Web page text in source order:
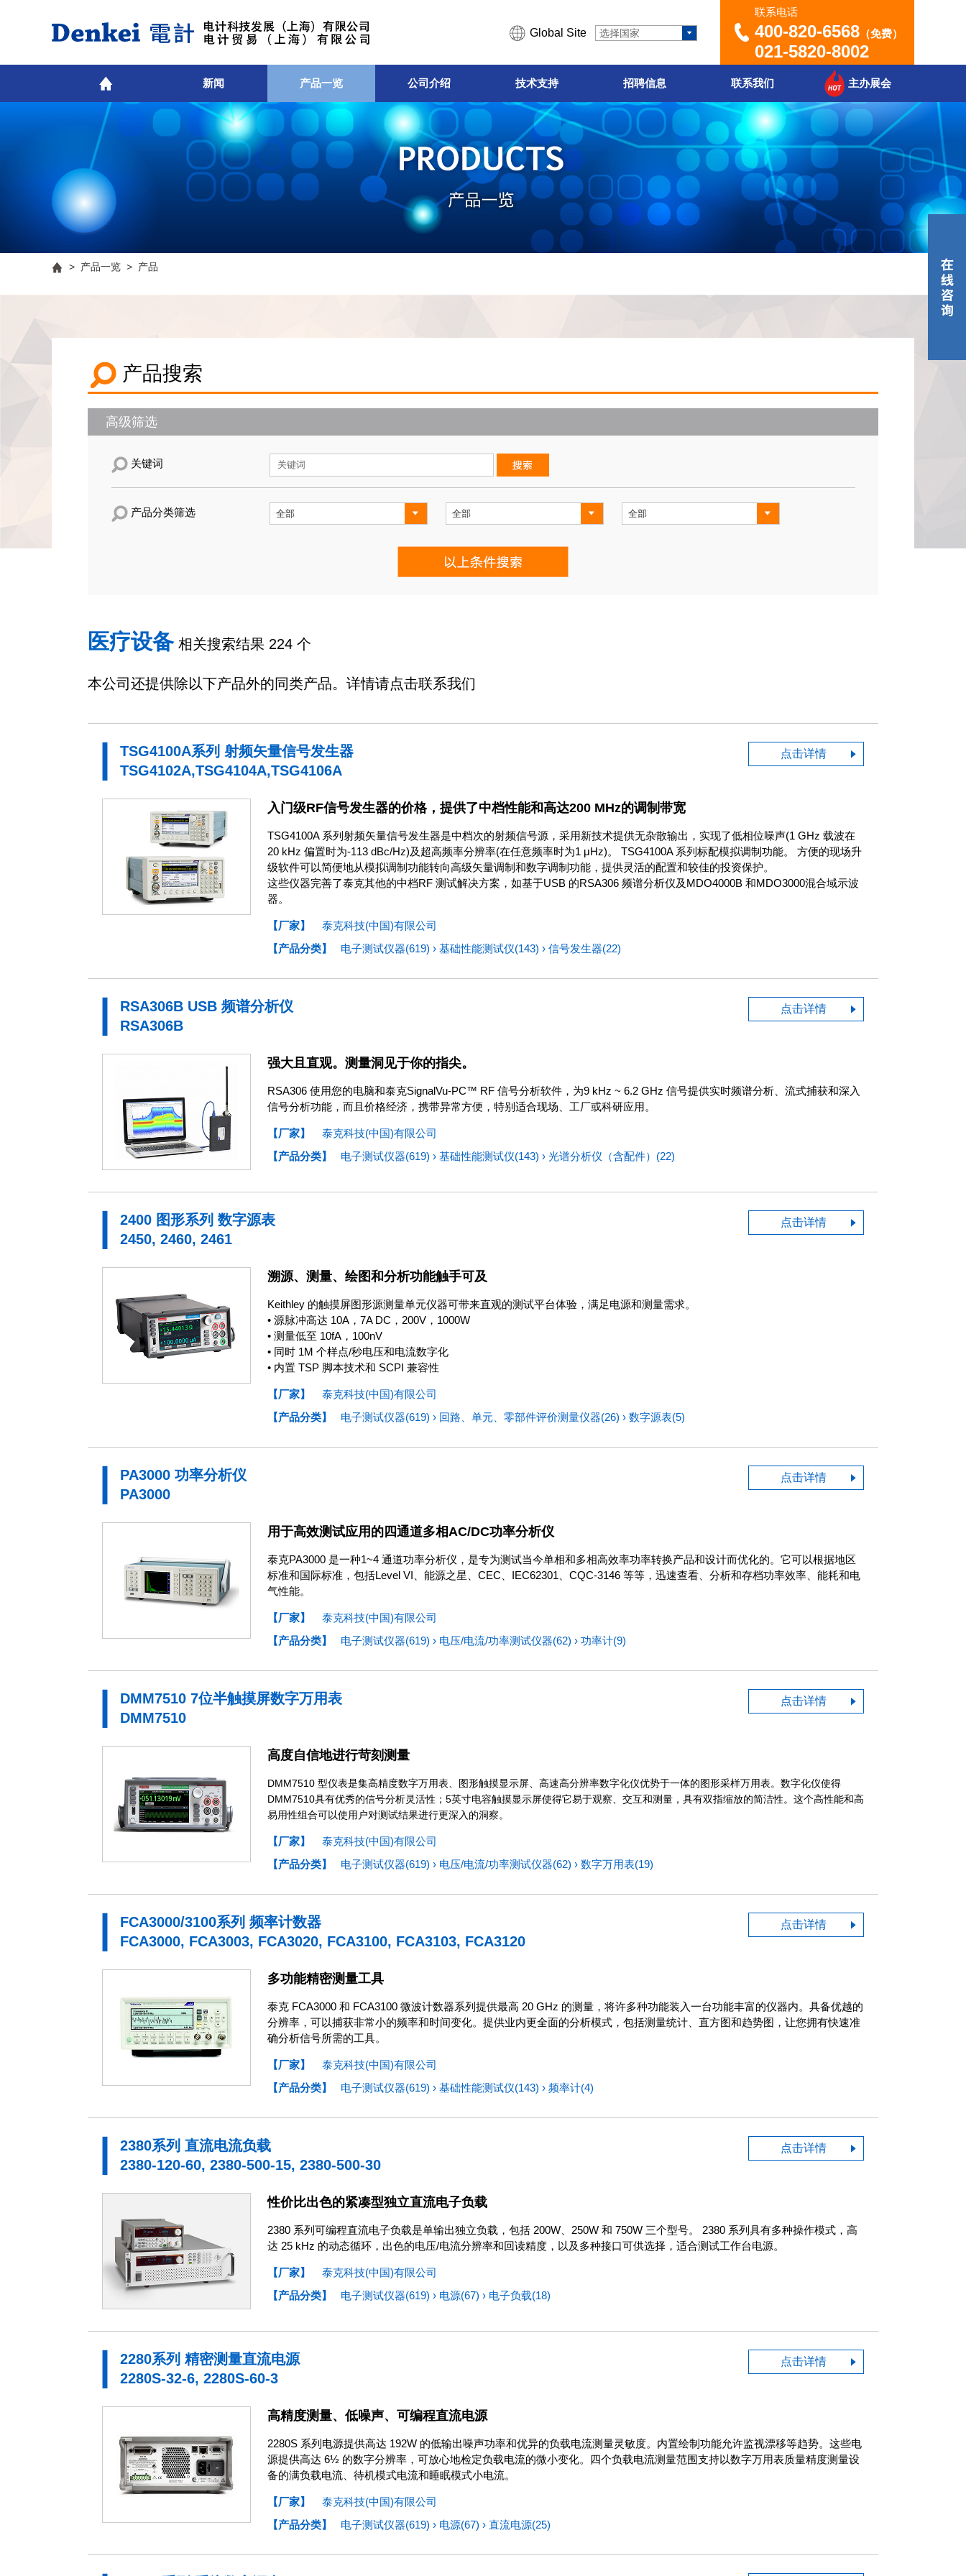
Global Site 选择国家
联系电话
400-820-6568 （免费）
021-5820-8002
新闻 产品一览 公司介绍 技术支持 招聘信息 联系我们 主办展会
> 产品一览 > 产品
产品搜索
高级筛选
关键词
产品分类筛选
医疗设备相关搜索结果 224 个
本公司还提供除以下产品外的同类产品。详情请点击联系我们
TSG4100A系列 射频矢量信号发生器
TSG4102A,TSG4104A,TSG4106A
点击详情
入门级RF信号发生器的价格，提供了中档性能和高达200 MHz的调制带宽
TSG4100A 系列射频矢量信号发生器是中档次的射频信号源，采用新技术提供无杂散输出，实现了低相位噪声(1 GHz 载波在
20 kHz 偏置时为-113 dBc/Hz)及超高频率分辨率(在任意频率时为1 μHz)。 TSG4100A 系列标配模拟调制功能。 方便的现场升
级软件可以简便地从模拟调制功能转向高级矢量调制和数字调制功能，提供灵活的配置和较佳的投资保护。
这些仪器完善了泰克其他的中档RF 测试解决方案，如基于USB 的RSA306 频谱分析仪及MDO4000B 和MDO3000混合域示波
器。
【厂家】
泰克科技(中国)有限公司
【产品分类】
电子测试仪器(619) › 基础性能测试仪(143) › 信号发生器(22)
RSA306B USB 频谱分析仪
RSA306B
点击详情
强大且直观。测量洞见于你的指尖。
RSA306 使用您的电脑和泰克SignalVu-PC™ RF 信号分析软件，为9 kHz ~ 6.2 GHz 信号提供实时频谱分析、流式捕获和深入
信号分析功能，而且价格经济，携带异常方便，特别适合现场、工厂或科研应用。
【厂家】
泰克科技(中国)有限公司
【产品分类】
电子测试仪器(619) › 基础性能测试仪(143) › 光谱分析仪（含配件）(22)
2400 图形系列 数字源表
2450, 2460, 2461
点击详情
溯源、测量、绘图和分析功能触手可及
Keithley 的触摸屏图形源测量单元仪器可带来直观的测试平台体验，满足电源和测量需求。
• 源脉冲高达 10A，7A DC，200V，1000W
• 测量低至 10fA，100nV
• 同时 1M 个样点/秒电压和电流数字化
• 内置 TSP 脚本技术和 SCPI 兼容性
【厂家】
泰克科技(中国)有限公司
【产品分类】
电子测试仪器(619) › 回路、单元、零部件评价测量仪器(26) › 数字源表(5)
PA3000 功率分析仪
PA3000
点击详情
用于高效测试应用的四通道多相AC/DC功率分析仪
泰克PA3000 是一种1~4 通道功率分析仪，是专为测试当今单相和多相高效率功率转换产品和设计而优化的。它可以根据地区
标准和国际标准，包括Level VI、能源之星、CEC、IEC62301、CQC-3146 等等，迅速查看、分析和存档功率效率、能耗和电
气性能。
【厂家】
泰克科技(中国)有限公司
【产品分类】
电子测试仪器(619) › 电压/电流/功率测试仪器(62) › 功率计(9)
DMM7510 7位半触摸屏数字万用表
DMM7510
点击详情
高度自信地进行苛刻测量
DMM7510 型仪表是集高精度数字万用表、图形触摸显示屏、高速高分辨率数字化仪优势于一体的图形采样万用表。数字化仪使得
DMM7510具有优秀的信号分析灵活性；5英寸电容触摸显示屏使得它易于观察、交互和测量，具有双指缩放的简洁性。这个高性能和高
易用性组合可以使用户对测试结果进行更深入的洞察。
【厂家】
泰克科技(中国)有限公司
【产品分类】
电子测试仪器(619) › 电压/电流/功率测试仪器(62) › 数字万用表(19)
FCA3000/3100系列 频率计数器
FCA3000, FCA3003, FCA3020, FCA3100, FCA3103, FCA3120
点击详情
多功能精密测量工具
泰克 FCA3000 和 FCA3100 微波计数器系列提供最高 20 GHz 的测量，将许多种功能装入一台功能丰富的仪器内。具备优越的
分辨率，可以捕获非常小的频率和时间变化。提供业内更全面的分析模式，包括测量统计、直方图和趋势图，让您拥有快速准
确分析信号所需的工具。
【厂家】
泰克科技(中国)有限公司
【产品分类】
电子测试仪器(619) › 基础性能测试仪(143) › 频率计(4)
2380系列 直流电流负载
2380-120-60, 2380-500-15, 2380-500-30
点击详情
性价比出色的紧凑型独立直流电子负载
2380 系列可编程直流电子负载是单输出独立负载，包括 200W、250W 和 750W 三个型号。 2380 系列具有多种操作模式，高
达 25 kHz 的动态循环，出色的电压/电流分辨率和回读精度，以及多种接口可供选择，适合测试工作台电源。
【厂家】
泰克科技(中国)有限公司
【产品分类】
电子测试仪器(619) › 电源(67) › 电子负载(18)
2280系列 精密测量直流电源
2280S-32-6, 2280S-60-3
点击详情
高精度测量、低噪声、可编程直流电源
2280S 系列电源提供高达 192W 的低输出噪声功率和优异的负载电流测量灵敏度。内置绘制功能允许监视漂移等趋势。这些电
源提供高达 6½ 的数字分辨率，可放心地检定负载电流的微小变化。四个负载电流测量范围支持以数字万用表质量精度测量设
备的满负载电流、待机模式电流和睡眠模式小电流。
【厂家】
泰克科技(中国)有限公司
【产品分类】
电子测试仪器(619) › 电源(67) › 直流电源(25)